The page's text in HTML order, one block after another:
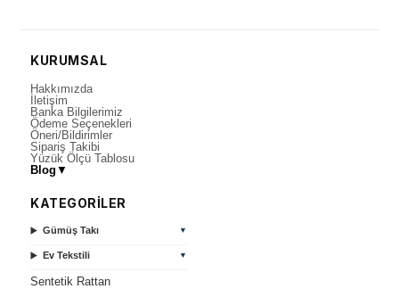
KURUMSAL
Hakkımızda
İletişim
Banka Bilgilerimiz
Ödeme Seçenekleri
Öneri/Bildirimler
Sipariş Takibi
Yüzük Ölçü Tablosu
Blog ▼
KATEGORİLER
Gümüş Takı ▼
Ev Tekstili ▼
Sentetik Rattan